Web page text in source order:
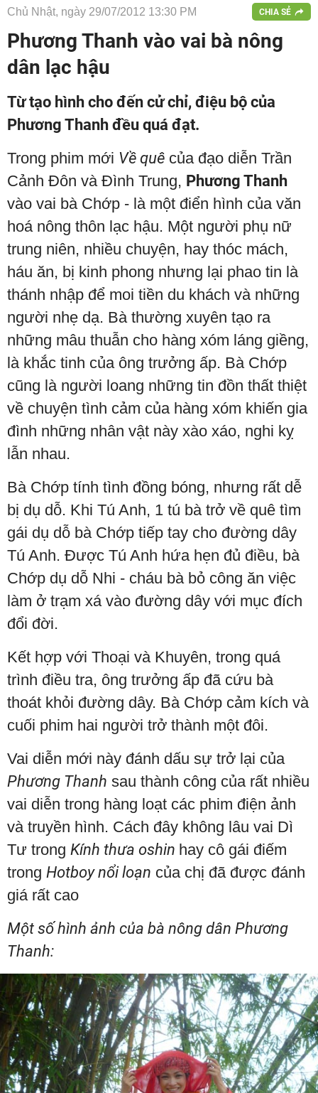
Chủ Nhật, ngày 29/07/2012 13:30 PM CHIA SẺ
Phương Thanh vào vai bà nông
dân lạc hậu
Từ tạo hình cho đến cử chỉ, điệu bộ của
Phương Thanh đều quá đạt.
Trong phim mới Về quê của đạo diễn Trần
Cảnh Đôn và Đình Trung, Phương Thanh
vào vai bà Chớp - là một điển hình của văn
hoá nông thôn lạc hậu. Một người phụ nữ
trung niên, nhiều chuyện, hay thóc mách,
háu ăn, bị kinh phong nhưng lại phao tin là
thánh nhập để moi tiền du khách và những
người nhẹ dạ. Bà thường xuyên tạo ra
những mâu thuẫn cho hàng xóm láng giềng,
là khắc tinh của ông trưởng ấp. Bà Chớp
cũng là người loang những tin đồn thất thiệt
về chuyện tình cảm của hàng xóm khiến gia
đình những nhân vật này xào xáo, nghi kỵ
lẫn nhau.
Bà Chớp tính tình đồng bóng, nhưng rất dễ
bị dụ dỗ. Khi Tú Anh, 1 tú bà trở về quê tìm
gái dụ dỗ bà Chớp tiếp tay cho đường dây
Tú Anh. Được Tú Anh hứa hẹn đủ điều, bà
Chớp dụ dỗ Nhi - cháu bà bỏ công ăn việc
làm ở trạm xá vào đường dây với mục đích
đổi đời.
Kết hợp với Thoại và Khuyên, trong quá
trình điều tra, ông trưởng ấp đã cứu bà
thoát khỏi đường dây. Bà Chớp cảm kích và
cuối phim hai người trở thành một đôi.
Vai diễn mới này đánh dấu sự trở lại của
Phương Thanh sau thành công của rất nhiều
vai diễn trong hàng loạt các phim điện ảnh
và truyền hình. Cách đây không lâu vai Dì
Tư trong Kính thưa oshin hay cô gái điếm
trong Hotboy nổi loạn của chị đã được đánh
giá rất cao
Một số hình ảnh của bà nông dân Phương
Thanh: